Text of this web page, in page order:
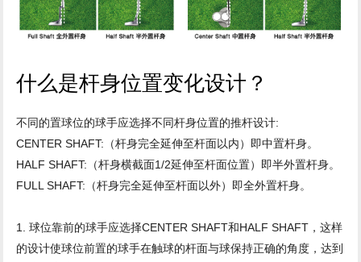
什么是杆身位置变化设计？
不同的置球位的球手应选择不同杆身位置的推杆设计:
CENTER SHAFT:（杆身完全延伸至杆面以内）即中置杆身。
HALF SHAFT:（杆身横截面1/2延伸至杆面位置）即半外置杆身。
FULL SHAFT:（杆身完全延伸至杆面以外）即全外置杆身。
1. 球位靠前的球手应选择CENTER SHAFT和HALF SHAFT，这样
的设计使球位前置的球手在触球的杆面与球保持正确的角度，达到